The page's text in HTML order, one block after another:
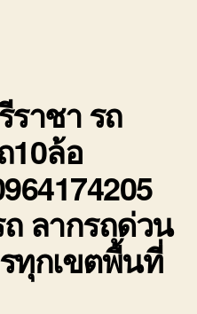
ราชารถ
10ล้อ
ลากรถด่วน
ทุกเขตพื้นที่